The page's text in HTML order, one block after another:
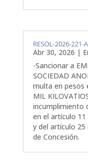
RESOL-2026-221-
Abr 30, 2026 |
-Sancionar a
SOCIEDAD
multa en pesos
MIL
incumplimiento
en el artículo 11
y del artículo
de Concesión.